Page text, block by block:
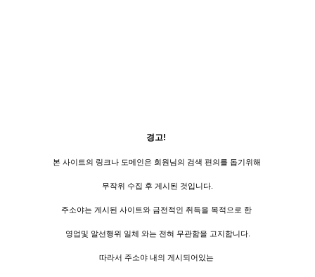
경고!
본 사이트의 링크나 도메인은 회원님의 검색 편의를 돕기위해
무작위 수집 후 게시된 것입니다.
주소야는 게시된 사이트와 금전적인 취득을 목적으로 한
영업및 알선행위 일체 와는 전혀 무관함을 고지합니다.
따라서 주소야 내의 게시되어있는